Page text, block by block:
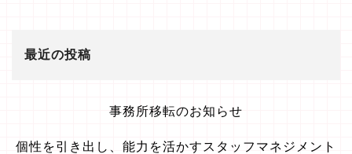
最近の投稿
事務所移転のお知らせ
個性を引き出し、能力を活かすスタッフマネジメント